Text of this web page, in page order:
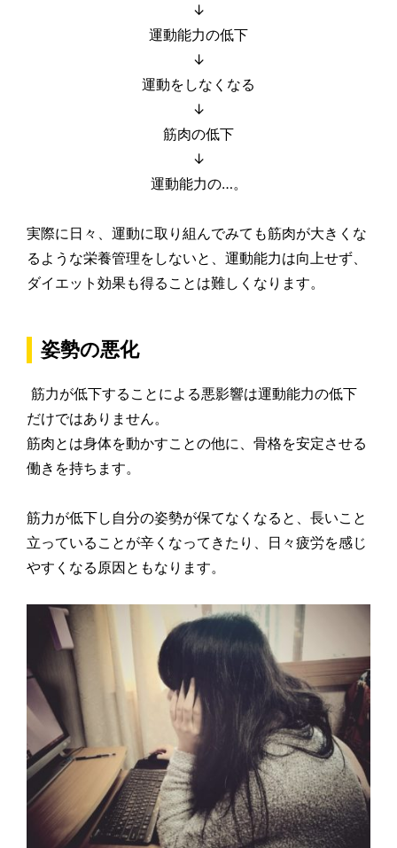
↓
運動能力の低下
↓
運動をしなくなる
↓
筋肉の低下
↓
運動能力の…。
実際に日々、運動に取り組んでみても筋肉が大きくな
るような栄養管理をしないと、運動能力は向上せず、
ダイエット効果も得ることは難しくなります。
姿勢の悪化
筋力が低下することによる悪影響は運動能力の低下
だけではありません。
筋肉とは身体を動かすことの他に、骨格を安定させる
働きを持ちます。
筋力が低下し自分の姿勢が保てなくなると、長いこと
立っていることが辛くなってきたり、日々疲労を感じ
やすくなる原因ともなります。